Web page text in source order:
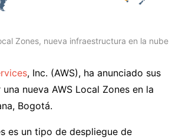
Zones, nueva infraestructura en la nube
, Inc. (AWS), ha anunciado sus
nueva AWS Local Zones en la
Bogotá.
es un tipo de despliegue de